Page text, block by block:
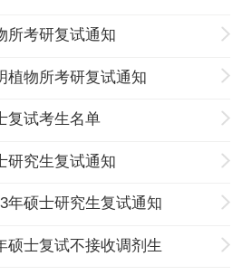
所考研复试通知
植物所考研复试通知
复试考生名单
研究生复试通知
年硕士研究生复试通知
硕士复试不接收调剂生